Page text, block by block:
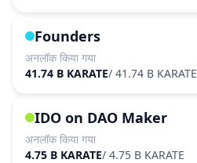
Founders
अनलॉक किया गया
41.74 B KARATE/ 41.74 B KARATE
IDO on DAO Maker
अनलॉक किया गया
4.75 B KARATE/ 4.75 B KARATE